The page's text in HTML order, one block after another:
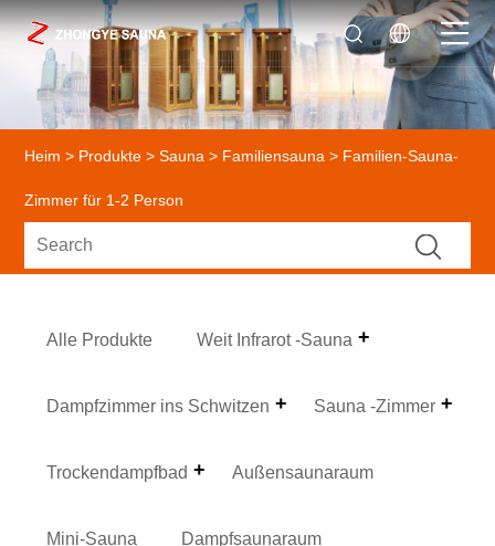
Heim > Produkte >Sauna > Familiensauna > Familien-Sauna-
Zimmer für 1-2 Person
Alle Produkte Weit Infrarot -Sauna
Dampfzimmer ins Schwitzen Sauna -Zimmer
Trockendampfbad Außensaunaraum
Mini-Sauna Dampfsaunaraum